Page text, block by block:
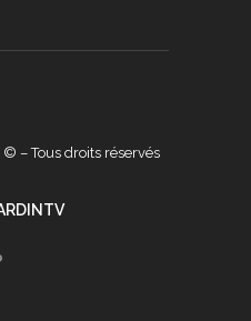
© – Tous droits réservés